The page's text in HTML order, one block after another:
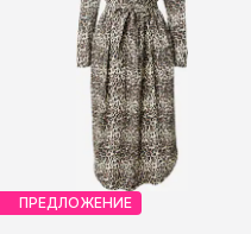
ПРЕДЛОЖЕНИЕ